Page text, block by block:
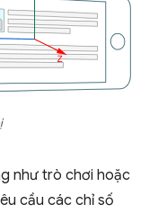
như trò chơi hoặc
cầu các chỉ số